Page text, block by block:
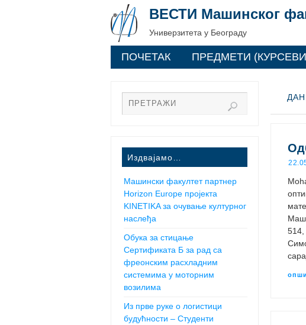
ВЕСТИ Машинског
Универзитета у Београду
ПОЧЕТАК ПРЕДМЕТИ
514,
Издвајамо…
Машински факултет партнер
Horizon Europe пројекта
KINETIKA за очување културног
наслеђа
Обука за стицање
Сертификата Б за рад са
фреонским расхладним
системима у моторним
возилима
Из прве руке о логистици
будућности – Студенти